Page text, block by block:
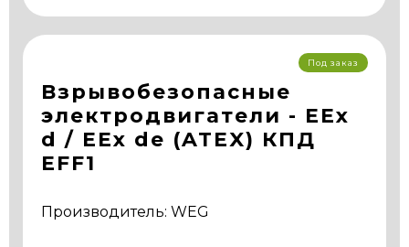
Взрывобезопасные
электродвигатели - EEx
d / EEx de (ATEX) КПД
EFF1
Производитель: WEG
Под заказ